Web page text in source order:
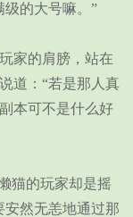
的大号嘛。”
家的肩膀，站在
道：“若是那人真
本可不是什么好
猫的玩家却是摇
安然无恙地通过那